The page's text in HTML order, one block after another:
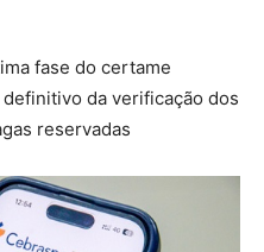
fase do certame
da verificação dos
reservadas